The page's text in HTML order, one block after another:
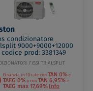
condizionatore
9000+9000+12000
prod: 3381349
FISSI TRIALSPLIT
Finanzia in 10 rate conTAN 0%e
TAEG 0%o conTAN 6,95%e
TAEG max 17,69%Info